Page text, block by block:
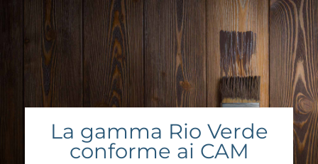
La gamma Rio Verde
conforme ai CAM